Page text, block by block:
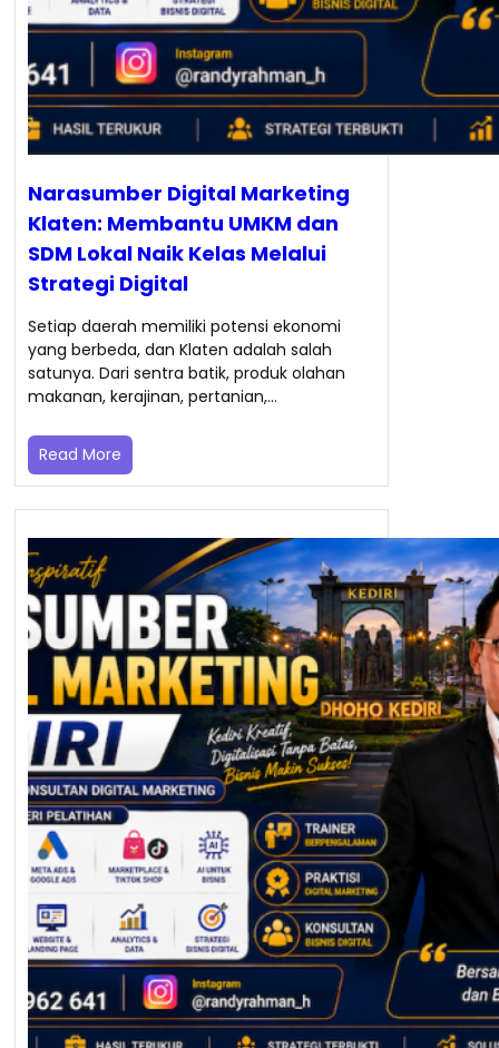
Narasumber Digital Marketing
Klaten: Membantu UMKM dan
SDM Lokal Naik Kelas Melalui
Strategi Digital
Setiap daerah memiliki potensi ekonomi
yang berbeda, dan Klaten adalah salah
satunya. Dari sentra batik, produk olahan
makanan, kerajinan, pertanian,…
Read More